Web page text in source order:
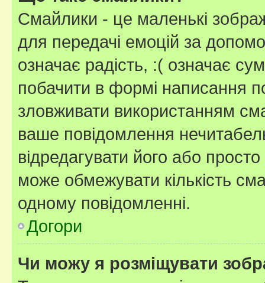
Смайлики - це маленькі
для передачі емоцій за
означає радість, :( означає
побачити в формі написання
зловживати використанням
ваше повідомлення
відредагувати його або
може обмежувати кількість
одному повідомленні.
Догори
Чи можу я розміщувати